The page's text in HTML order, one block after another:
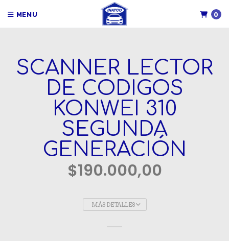
MENU 0
SCANNER LECTOR
DE CODIGOS
KONWEI 310
SEGUNDA
GENERACIÓN
$190.000,00
MÁS DETALLES